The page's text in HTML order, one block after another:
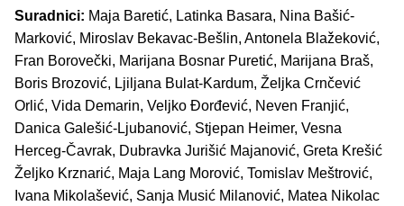
Suradnici: Maja Baretić, Latinka Basara, Nina Bašić-
Marković, Miroslav Bekavac-Bešlin, Antonela Blažeković,
Fran Borovečki, Marijana Bosnar Puretić, Marijana Braš,
Boris Brozović, Ljiljana Bulat-Kardum, Željka Crnčević
Orlić, Vida Demarin, Veljko Đorđević, Neven Franjić,
Danica Galešić-Ljubanović, Stjepan Heimer, Vesna
Herceg-Čavrak, Dubravka Jurišić Majanović, Greta Krešić
Željko Krznarić, Maja Lang Morović, Tomislav Meštrović,
Ivana Mikolašević, Sanja Musić Milanović, Matea Nikolac